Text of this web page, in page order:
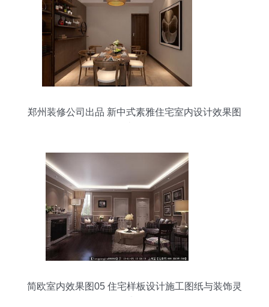
郑州装修公司出品 新中式素雅住宅室内设计效果图
简欧室内效果图05 住宅样板设计施工图纸与装饰灵